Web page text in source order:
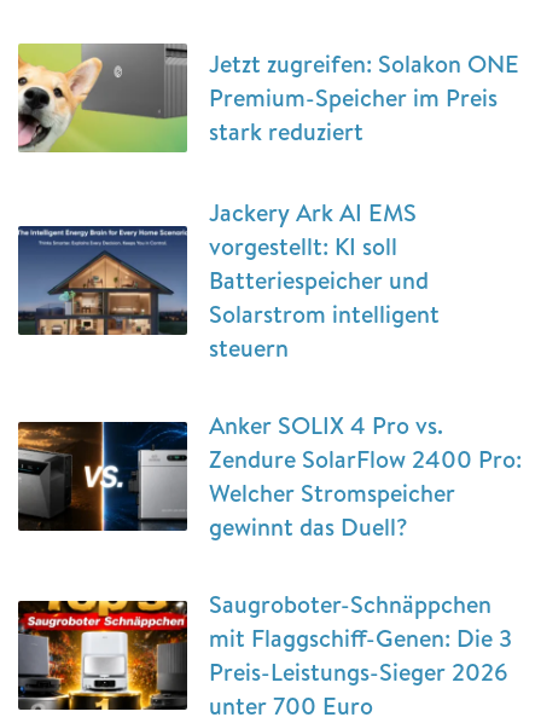
Jetzt zugreifen: Solakon ONE
Premium-Speicher im Preis
stark reduziert
Jackery Ark AI EMS
vorgestellt: KI soll
Batteriespeicher und
Solarstrom intelligent
steuern
Anker SOLIX 4 Pro vs.
Zendure SolarFlow 2400 Pro:
Welcher Stromspeicher
gewinnt das Duell?
Saugroboter-Schnäppchen
mit Flaggschiff-Genen: Die 3
Preis-Leistungs-Sieger 2026
unter 700 Euro